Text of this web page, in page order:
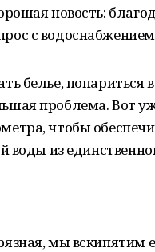
новость:
с
белье,
проблема. Вот
чтобы
воды из
мы вскипятим